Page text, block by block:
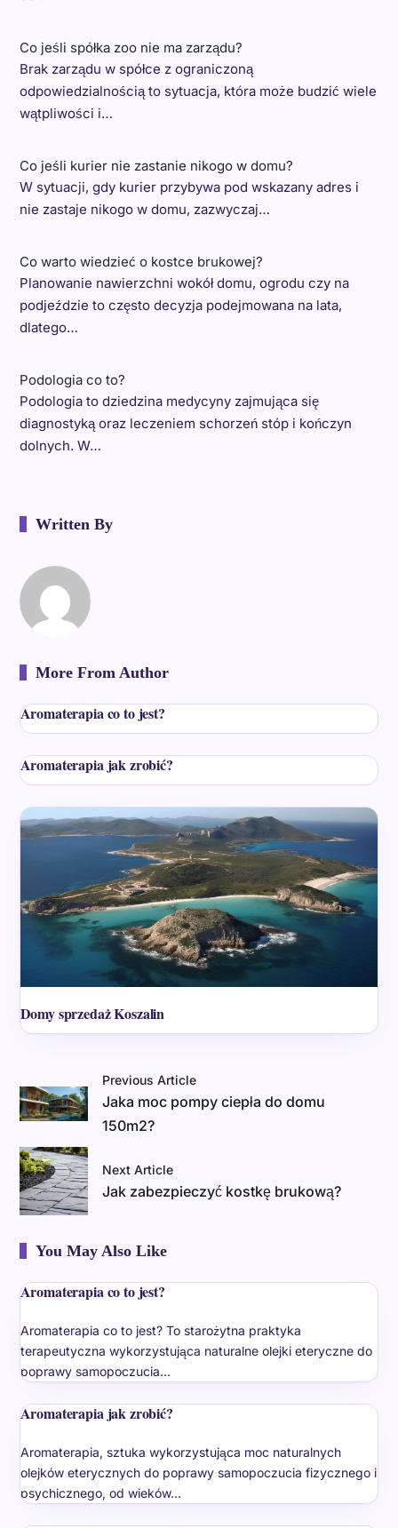
Co jeśli spółka zoo nie ma zarządu?
Brak zarządu w spółce z ograniczoną
odpowiedzialnością to sytuacja, która może budzić wiele
wątpliwości i…
Co jeśli kurier nie zastanie nikogo w domu?
W sytuacji, gdy kurier przybywa pod wskazany adres i
nie zastaje nikogo w domu, zazwyczaj…
Co warto wiedzieć o kostce brukowej?
Planowanie nawierzchni wokół domu, ogrodu czy na
podjeździe to często decyzja podejmowana na lata,
dlatego…
Podologia co to?
Podologia to dziedzina medycyny zajmująca się
diagnostyką oraz leczeniem schorzeń stóp i kończyn
dolnych. W…
Written By
More From Author
Aromaterapia co to jest?
Aromaterapia jak zrobić?
Domy sprzedaż Koszalin
Previous Article
Jaka moc pompy ciepła do domu
150m2?
Next Article
Jak zabezpieczyć kostkę brukową?
You May Also Like
Aromaterapia co to jest?
Aromaterapia co to jest? To starożytna praktyka
terapeutyczna wykorzystująca naturalne olejki eteryczne do
poprawy samopoczucia…
Aromaterapia jak zrobić?
Aromaterapia, sztuka wykorzystująca moc naturalnych
olejków eterycznych do poprawy samopoczucia fizycznego i
psychicznego, od wieków…